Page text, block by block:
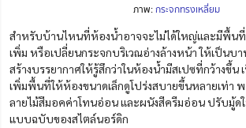
ภาพ:กระจกทรงเหลี่ยม
สำหรับบ้านไหนที่ห้องน้ำอาจจะไม่ได้ใหญ่และมีพื้นที่
เพิ่ม หรือเปลี่ยนกระจกบริเวณอ่างล้างหน้า ให้เป็นบ
สร้างบรรยากาศให้รู้สึกว่าในห้องน้ำมีสเปซที่กว้างขึ้น
เพิ่มพื้นที่ให้ห้องขนาดเล็กดูโปร่งสบายขึ้นหลายเท่า
ลายไม้สีมอคค่าโทนอ่อน และผนังสีครีมอ่อน ปรับมู้ด
แบบฉบับของสไตล์นอร์ดิก